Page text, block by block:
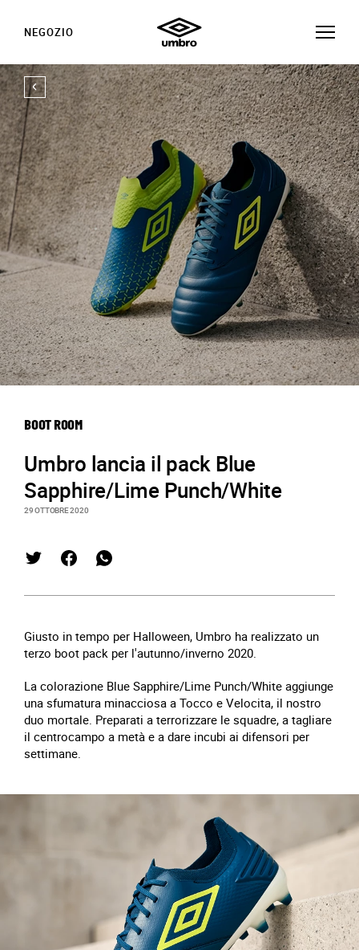
NEGOZIO
BOOT ROOM
Umbro lancia il pack Blue
Sapphire/Lime Punch/White
29 OTTOBRE 2020
Giusto in tempo per Halloween, Umbro ha realizzato un
terzo boot pack per l'autunno/inverno 2020.
La colorazione Blue Sapphire/Lime Punch/White aggiunge
una sfumatura minacciosa a Tocco e Velocita, il nostro
duo mortale. Preparati a terrorizzare le squadre, a tagliare
il centrocampo a metà e a dare incubi ai difensori per
settimane.